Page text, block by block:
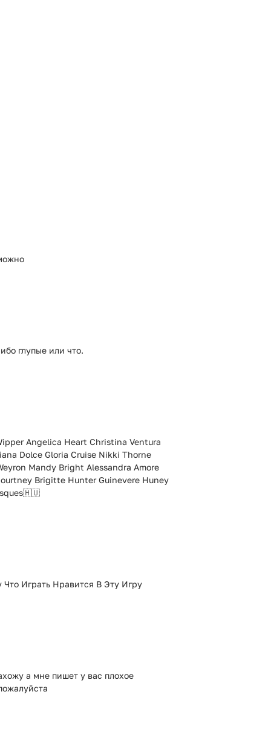
глупые или что.
Angelica Heart Christina Ventura
Dolce Gloria Cruise Nikki Thorne
Mandy Bright Alessandra Amore
Brigitte Hunter Guinevere Huney
Играть Нравится В Эту Игру
а мне пишет у вас плохое